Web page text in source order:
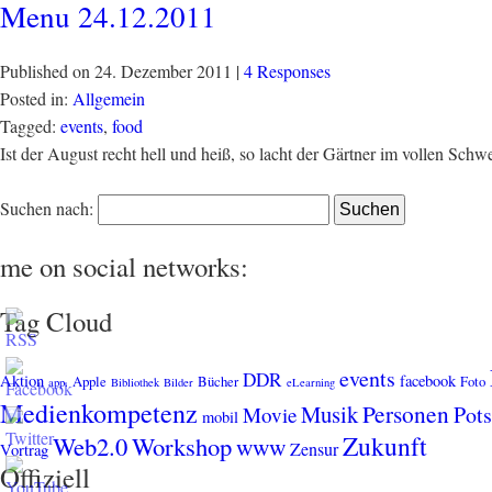
Menu 24.12.2011
Published on 24. Dezember 2011 |4 Responses
Posted in: Allgemein
Tagged: events, food
Ist der August recht hell und heiß, so lacht der Gärtner im vollen
Suchen nach:
me on social networks:
Tag Cloud
Aktion app. Apple Bibliothek Bilder Bücher DDR eLearning events facebook Foto
Medienkompetenz mobil MovieMusikPersonen
Vortrag Web2.0WorkshopwwwZensurZukunft
Offiziell